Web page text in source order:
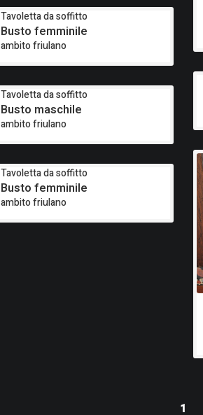
Tavoletta da soffitto
Busto femminile
ambito friulano
Tavoletta da soffitto
Busto maschile
ambito friulano
Tavoletta da soffitto
Busto femminile
ambito friulano
1